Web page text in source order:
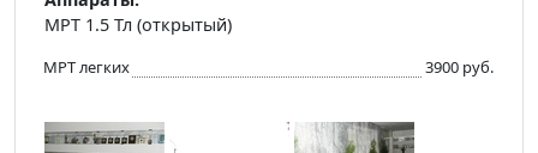
МРТ 1.5 Тл (открытый)
МРТ легких 3900 руб.